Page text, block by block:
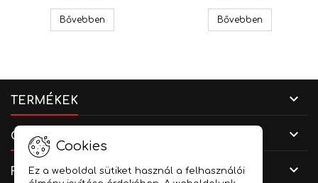
Bővebben Hertz CX 690 Nagyovál hangszóró
Bővebben
TERMÉKEK 
CÉGADATOK 
FIÓKOD 
Cookies
Ez a weboldal sütiket használ a felhasználói